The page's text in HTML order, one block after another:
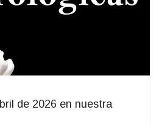
de 2026 en nuestra